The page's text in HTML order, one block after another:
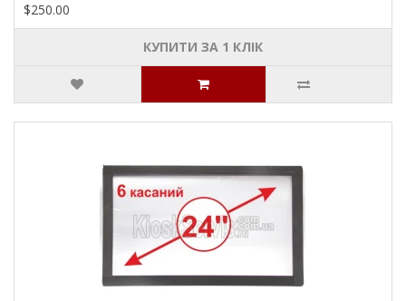
$250.00
КУПИТИ ЗА 1 КЛIК